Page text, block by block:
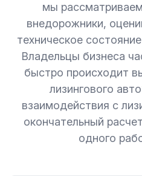
мы
внедорожники,
техническое
Владельцы бизнеса
быстро происходит
лизингового
взаимодействия с
окончательный
одного